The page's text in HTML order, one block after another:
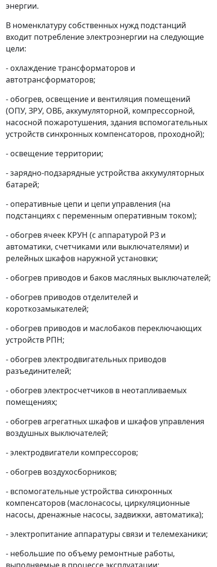
энергии.
В номенклатуру собственных нужд подстанций
входит потребление электроэнергии на следующие
цели:
- охлаждение трансформаторов и
автотрансформаторов;
- обогрев, освещение и вентиляция помещений
(ОПУ, ЗРУ, ОВБ, аккумуляторной, компрессорной,
насосной пожаротушения, здания вспомогательных
устройств синхронных компенсаторов, проходной);
- освещение территории;
- зарядно-подзарядные устройства аккумуляторных
батарей;
- оперативные цепи и цепи управления (на
подстанциях с переменным оперативным током);
- обогрев ячеек КРУН (с аппаратурой РЗ и
автоматики, счетчиками или выключателями) и
релейных шкафов наружной установки;
- обогрев приводов и баков масляных выключателей;
- обогрев приводов отделителей и
короткозамыкателей;
- обогрев приводов и маслобаков переключающих
устройств РПН;
- обогрев электродвигательных приводов
разъединителей;
- обогрев электросчетчиков в неотапливаемых
помещениях;
- обогрев агрегатных шкафов и шкафов управления
воздушных выключателей;
- электродвигатели компрессоров;
- обогрев воздухосборников;
- вспомогательные устройства синхронных
компенсаторов (маслонасосы, циркуляционные
насосы, дренажные насосы, задвижки, автоматика);
- электропитание аппаратуры связи и телемеханики;
- небольшие по объему ремонтные работы,